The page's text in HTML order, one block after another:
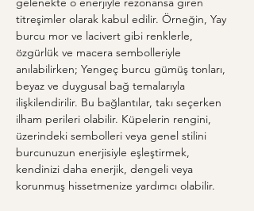
titreşimler olarak kabul edilir. Örneğin, Yay
burcu mor ve lacivert gibi renklerle,
özgürlük ve macera sembolleriyle
anılabilirken; Yengeç burcu gümüş tonları,
beyaz ve duygusal bağ temalarıyla
ilişkilendirilir. Bu bağlantılar, takı seçerken
ilham perileri olabilir. Küpelerin rengini,
üzerindeki sembolleri veya genel stilini
burcunuzun enerjisiyle eşleştirmek,
kendinizi daha enerjik, dengeli veya
korunmuş hissetmenize yardımcı olabilir.